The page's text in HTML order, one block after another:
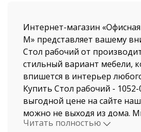
Интернет-магазин
М» представляет вашему
Стол рабочий от
стильный вариант мебели,
впишется в интерьер
Купить Стол рабочий -
выгодной цене на сайте
можно не выходя из дома.
работаем в этой индустрии,
Читать полностью